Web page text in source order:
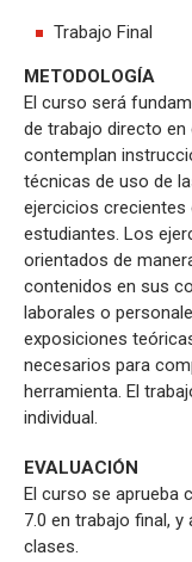
Trabajo Final
METODOLOGÍA
El curso será
de trabajo directo
contemplan
técnicas de uso de
ejercicios crecientes
estudiantes. Los
orientados de
contenidos en sus
laborales o
exposiciones
necesarios para
herramienta. El
individual.
EVALUACIÓN
El curso se aprueba
7.0 en trabajo final,
clases.